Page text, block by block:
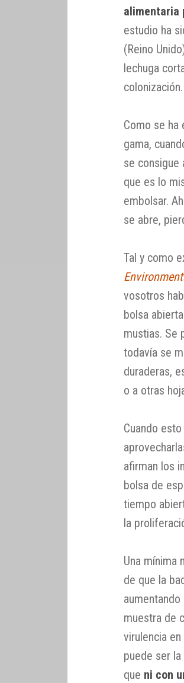
alimentaria
estudio ha
(Reino
lechuga
colonización.
Como se ha
gama,
se consigue
que es lo
embolsar.
se abre,
Tal y como
vosotros
bolsa
mustias. Se
todavía se
duraderas,
o a otras
Cuando
afirman los
bolsa de
tiempo
la
Una mínima
de que la
muestra de
virulencia
puede ser
que ni con